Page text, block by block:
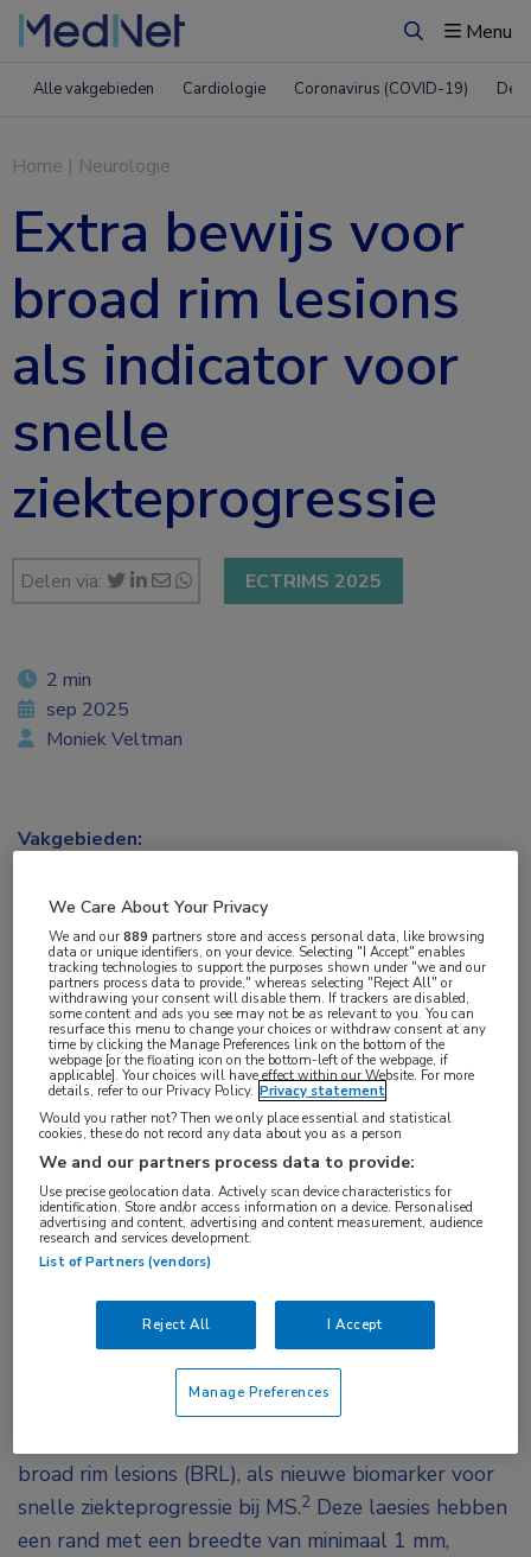
ZoekenMenu
Alle vakgebieden Cardiologie Coronavirus (COVID-19)
Home | Neurologie
Extra bewijs voor
broad rim lesions
als indicator voor
snelle
ziekteprogressie
Delen via: ECTRIMS 2025
Er zijn steeds meer aanwijzingen dat gemengde
actieve/inactieve wittestoflaesies met een brede
ontstekingsrand een indicator zijn van MS met
snelle ziekteprogressie. Een nieuwe studie biedt
extra bewijs voor dit idee en geeft ook meer
vorming van deze brede randen, waaronder
lymfocyteninfiltratie.1
Een recente publicatie in Nature Medicine
broad rim lesions (BRL), als nieuwe biomarker voor
snelle ziekteprogressie bij MS.2 Deze laesies hebben
een rand met een breedte van minimaal 1 mm,
2 min
sep 2025
Moniek Veltman
Vakgebieden:
Aandachtsgebieden:
Multipele Sclerose
Tags:
broad rim lesion
We Care About Your Privacy
We and our889 partners store and access personal data, like browsing
data or unique identifiers, on your device. Selecting "I Accept" enables
tracking technologies to support the purposes shown under "we and our
partners process data to provide," whereas selecting "Reject All" or
withdrawing your consent will disable them. If trackers are disabled,
some content and ads you see may not be as relevant to you. You can
resurface this menu to change your choices or withdraw consent at any
time by clicking the Manage Preferences link on the bottom of the
webpage [or the floating icon on the bottom-left of the webpage, if
applicable]. Your choices will have effect within our Website. For more
details, refer to our Privacy Policy. Privacy statement
Would you rather not? Then we only place essential and statistical
cookies, these do not record any data about you as a person
We and our partners process data to provide:
Use precise geolocation data. Actively scan device characteristics for
identification. Store and/or access information on a device. Personalised
advertising and content, advertising and content measurement, audience
research and services development.
List of Partners (vendors)
Reject All I Accept
Manage Preferences